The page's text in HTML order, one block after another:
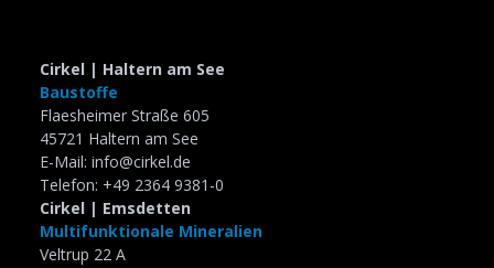
Cirkel | Haltern am See
Baustoffe
Flaesheimer Straße 605
45721 Haltern am See
E-Mail: info@cirkel.de
Telefon: +49 2364 9381-0
Cirkel | Emsdetten
Multifunktionale Mineralien
Veltrup 22 A